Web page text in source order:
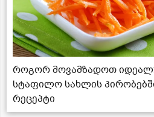
როგორ მოვამზადოთ
სტაფილო სახლის
რეცეპტი